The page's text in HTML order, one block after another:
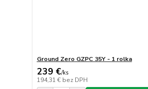
Ground Zero GZPC 35Y - 1 rolka
239 €/ks
194,31 € bez DPH